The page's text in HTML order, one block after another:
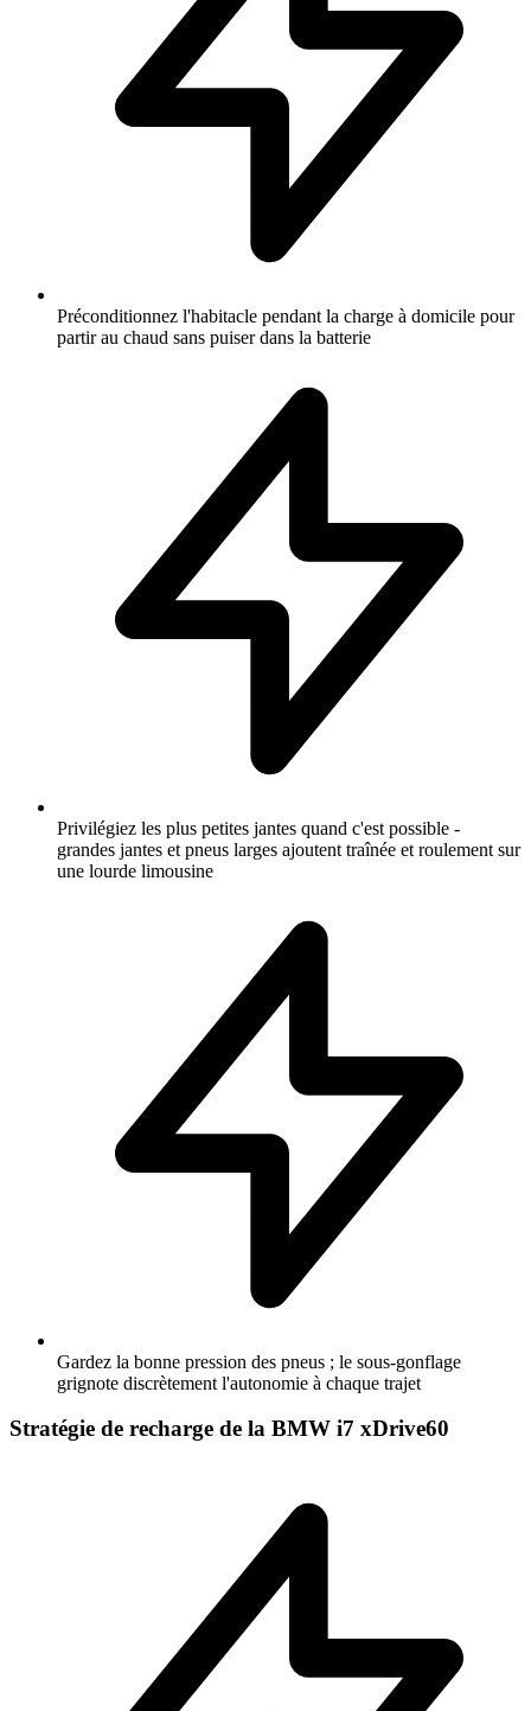
Préconditionnez l'habitacle pendant la charge à domicile pour
partir au chaud sans puiser dans la batterie
Privilégiez les plus petites jantes quand c'est possible -
grandes jantes et pneus larges ajoutent traînée et roulement sur
une lourde limousine
Gardez la bonne pression des pneus ; le sous-gonflage
grignote discrètement l'autonomie à chaque trajet
Stratégie de recharge de la BMW i7 xDrive60